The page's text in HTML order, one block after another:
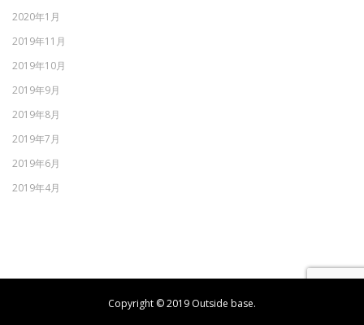
2020年1月
2019年11月
2019年10月
2019年9月
2019年8月
2019年7月
2019年6月
2019年4月
Copyright © 2019 Outside base.